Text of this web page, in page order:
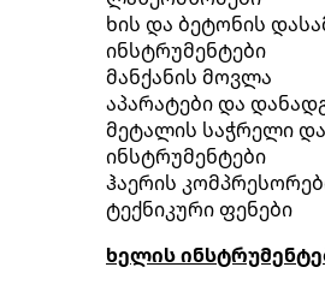
ხის და ბეტონის
ინსტრუმენტები
მანქანის მოვლა
აპარატები და
მეტალის საჭრელი
ინსტრუმენტები
ჰაერის
ტექნიკური ფენები
ხელის